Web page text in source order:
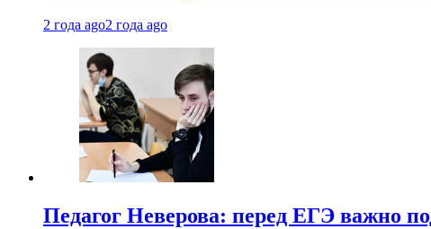
2 года ago2 года ago
Педагог Неверова: перед ЕГЭ важно